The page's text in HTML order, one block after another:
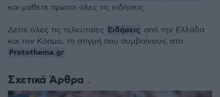
Σχετικά Άρθρα
και μάθετε πρώτοι όλες τις ειδήσεις
Δείτε όλες τις τελευταίες Ειδήσεις από την Ελλάδα
και τον Κόσμο, τη στιγμή που συμβαίνουν, στο
Protothema.gr